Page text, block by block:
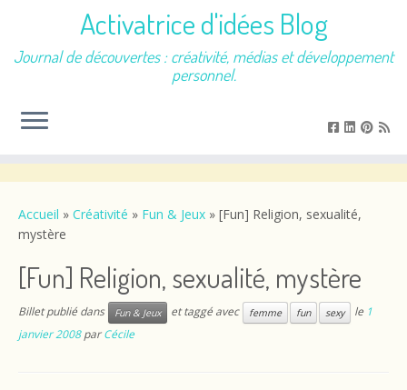
contenu
Activatrice d'idées Blog
Journal de découvertes : créativité, médias et développement
personnel.
Accueil » Créativité » Fun & Jeux » [Fun] Religion, sexualité,
mystère
[Fun] Religion, sexualité, mystère
Billet publié dans Fun & Jeux et taggé avec femme fun sexy le 1
janvier 2008 parCécile